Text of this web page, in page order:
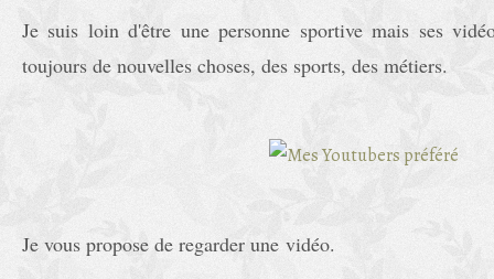
Je suis loin d'être une personne sportive mais ses
toujours de nouvelles choses, des sports, des métiers.
Je vous propose de regarder une vidéo.